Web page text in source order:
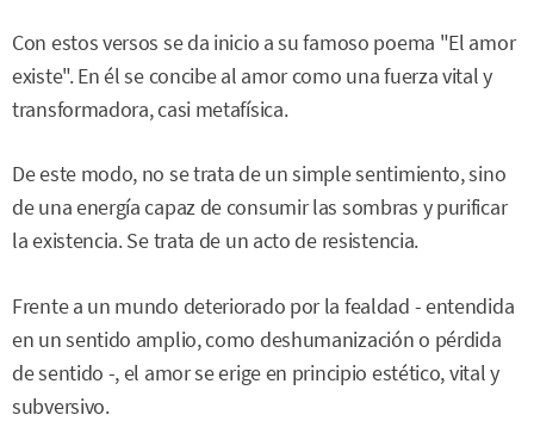
Con estos versos se da inicio a su famoso poema "El amor
existe". En él se concibe al amor como una fuerza vital y
transformadora, casi metafísica.
De este modo, no se trata de un simple sentimiento, sino
de una energía capaz de consumir las sombras y purificar
la existencia. Se trata de un acto de resistencia.
Frente a un mundo deteriorado por la fealdad - entendida
en un sentido amplio, como deshumanización o pérdida
de sentido -, el amor se erige en principio estético, vital y
subversivo.